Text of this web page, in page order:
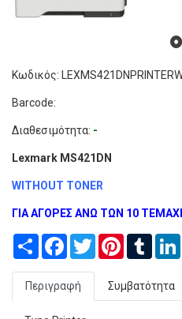
Κωδικός:
Barcode:
Διαθεσιμότητα: -
Lexmark MS421DN
WITHOUT TONER
ΓΙΑ ΑΓΟΡΕΣ ΑΝΩ ΤΩΝ 10
Share Facebook
TwitterPinterest
Περιγραφή Συμβατότητα